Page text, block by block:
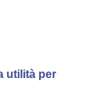
utilità per